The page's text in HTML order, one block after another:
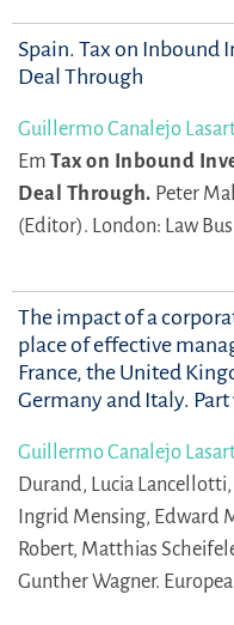
Spain. Tax on Inbound
Deal Through
Guillermo Canalejo
Em Tax on Inbound
Deal Through. Peter
(Editor). London: Law
The impact of a
place of effective
France, the United
Germany and Italy. Part
Guillermo Canalejo
Durand, Lucia Lancellotti,
Ingrid Mensing, Edward
Robert, Matthias
Gunther Wagner.